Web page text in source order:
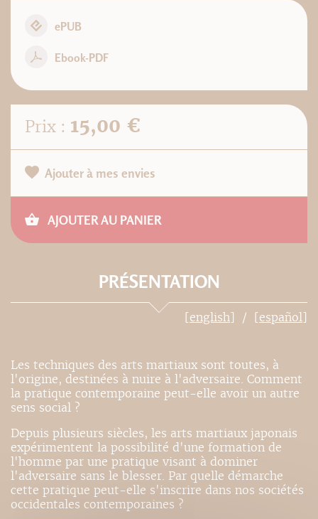
ePUB
Ebook-PDF
Prix : 15,00 €
Ajouter à mes envies
AJOUTER AU PANIER
PRÉSENTATION
[english] [español]
Les techniques des arts martiaux sont toutes, à
l'origine, destinées à nuire à l'adversaire. Comment
la pratique contemporaine peut-elle avoir un autre
sens social ?
Depuis plusieurs siècles, les arts martiaux japonais
expérimentent la possibilité d'une formation de
l'homme par une pratique visant à dominer
l'adversaire sans le blesser. Par quelle démarche
cette pratique peut-elle s'inscrire dans nos sociétés
occidentales contemporaines ?